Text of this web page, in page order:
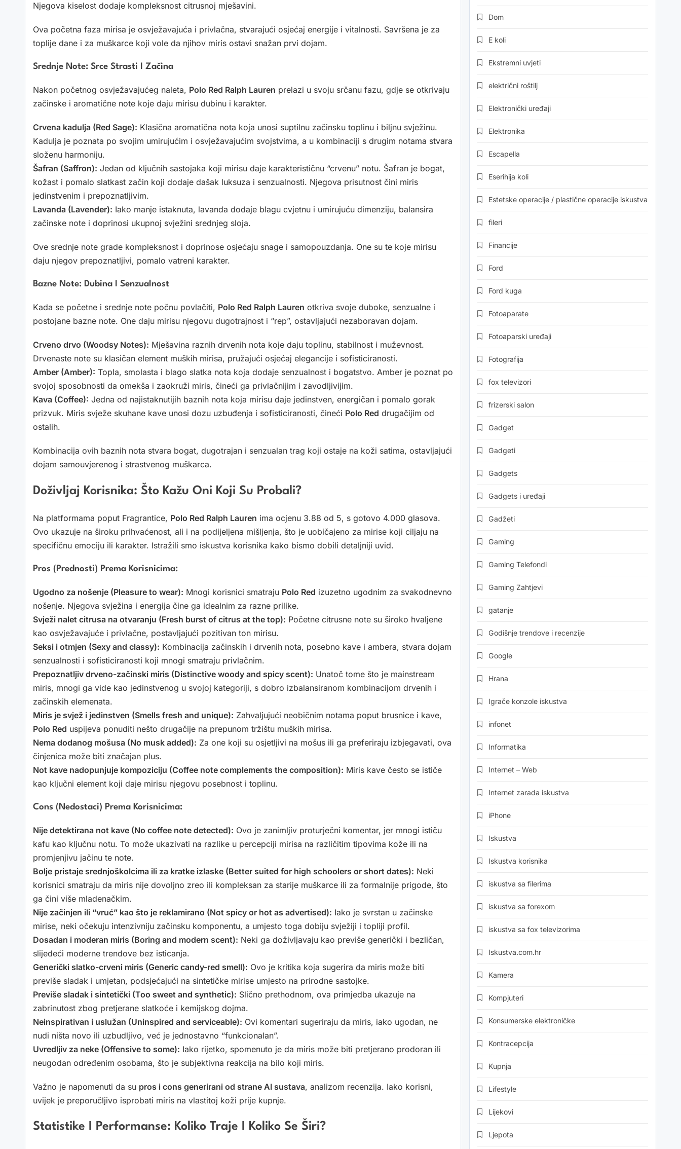
Njegova kiselost dodaje kompleksnost citrusnoj mješavini.
Ova početna faza mirisa je osvježavajuća i privlačna, stvarajući osjećaj energije i vitalnosti. Savršena je za
toplije dane i za muškarce koji vole da njihov miris ostavi snažan prvi dojam.
Srednje Note: Srce Strasti I Začina
Nakon početnog osvježavajućeg naleta, Polo Red Ralph Lauren prelazi u svoju srčanu fazu, gdje se otkrivaju
začinske i aromatične note koje daju mirisu dubinu i karakter.
Crvena kadulja (Red Sage): Klasična aromatična nota koja unosi suptilnu začinsku toplinu i biljnu svježinu.
Kadulja je poznata po svojim umirujućim i osvježavajućim svojstvima, a u kombinaciji s drugim notama stvara
složenu harmoniju.
Šafran (Saffron): Jedan od ključnih sastojaka koji mirisu daje karakterističnu “crvenu” notu. Šafran je bogat,
kožast i pomalo slatkast začin koji dodaje dašak luksuza i senzualnosti. Njegova prisutnost čini miris
jedinstvenim i prepoznatljivim.
Lavanda (Lavender): Iako manje istaknuta, lavanda dodaje blagu cvjetnu i umirujuću dimenziju, balansira
začinske note i doprinosi ukupnoj svježini srednjeg sloja.
Ove srednje note grade kompleksnost i doprinose osjećaju snage i samopouzdanja. One su te koje mirisu
daju njegov prepoznatljivi, pomalo vatreni karakter.
Bazne Note: Dubina I Senzualnost
Kada se početne i srednje note počnu povlačiti, Polo Red Ralph Lauren otkriva svoje duboke, senzualne i
postojane bazne note. One daju mirisu njegovu dugotrajnost i “rep”, ostavljajući nezaboravan dojam.
Crveno drvo (Woodsy Notes): Mješavina raznih drvenih nota koje daju toplinu, stabilnost i muževnost.
Drvenaste note su klasičan element muških mirisa, pružajući osjećaj elegancije i sofisticiranosti.
Amber (Amber): Topla, smolasta i blago slatka nota koja dodaje senzualnost i bogatstvo. Amber je poznat po
svojoj sposobnosti da omekša i zaokruži miris, čineći ga privlačnijim i zavodljivijim.
Kava (Coffee): Jedna od najistaknutijih baznih nota koja mirisu daje jedinstven, energičan i pomalo gorak
prizvuk. Miris svježe skuhane kave unosi dozu uzbuđenja i sofisticiranosti, čineći Polo Red drugačijim od
ostalih.
Kombinacija ovih baznih nota stvara bogat, dugotrajan i senzualan trag koji ostaje na koži satima, ostavljajući
dojam samouvjerenog i strastvenog muškarca.
Doživljaj Korisnika: Što Kažu Oni Koji Su Probali?
Na platformama poput Fragrantice, Polo Red Ralph Lauren ima ocjenu 3.88 od 5, s gotovo 4.000 glasova.
Ovo ukazuje na široku prihvaćenost, ali i na podijeljena mišljenja, što je uobičajeno za mirise koji ciljaju na
specifičnu emociju ili karakter. Istražili smo iskustva korisnika kako bismo dobili detaljniji uvid.
Pros (Prednosti) Prema Korisnicima:
Ugodno za nošenje (Pleasure to wear): Mnogi korisnici smatraju Polo Red izuzetno ugodnim za svakodnevno
nošenje. Njegova svježina i energija čine ga idealnim za razne prilike.
Svježi nalet citrusa na otvaranju (Fresh burst of citrus at the top): Početne citrusne note su široko hvaljene
kao osvježavajuće i privlačne, postavljajući pozitivan ton mirisu.
Seksi i otmjen (Sexy and classy): Kombinacija začinskih i drvenih nota, posebno kave i ambera, stvara dojam
senzualnosti i sofisticiranosti koji mnogi smatraju privlačnim.
Prepoznatljiv drveno-začinski miris (Distinctive woody and spicy scent): Unatoč tome što je mainstream
miris, mnogi ga vide kao jedinstvenog u svojoj kategoriji, s dobro izbalansiranom kombinacijom drvenih i
začinskih elemenata.
Miris je svjež i jedinstven (Smells fresh and unique): Zahvaljujući neobičnim notama poput brusnice i kave,
Polo Red uspijeva ponuditi nešto drugačije na prepunom tržištu muških mirisa.
Nema dodanog mošusa (No musk added): Za one koji su osjetljivi na mošus ili ga preferiraju izbjegavati, ova
činjenica može biti značajan plus.
Not kave nadopunjuje kompoziciju (Coffee note complements the composition): Miris kave često se ističe
kao ključni element koji daje mirisu njegovu posebnost i toplinu.
Cons (Nedostaci) Prema Korisnicima:
Nije detektirana not kave (No coffee note detected): Ovo je zanimljiv proturječni komentar, jer mnogi ističu
kafu kao ključnu notu. To može ukazivati na razlike u percepciji mirisa na različitim tipovima kože ili na
promjenjivu jačinu te note.
Bolje pristaje srednjoškolcima ili za kratke izlaske (Better suited for high schoolers or short dates): Neki
korisnici smatraju da miris nije dovoljno zreo ili kompleksan za starije muškarce ili za formalnije prigode, što
ga čini više mladenačkim.
Nije začinjen ili “vruć” kao što je reklamirano (Not spicy or hot as advertised): Iako je svrstan u začinske
mirise, neki očekuju intenzivniju začinsku komponentu, a umjesto toga dobiju svježiji i topliji profil.
Dosadan i moderan miris (Boring and modern scent): Neki ga doživljavaju kao previše generički i bezličan,
slijedeći moderne trendove bez isticanja.
Generički slatko-crveni miris (Generic candy-red smell): Ovo je kritika koja sugerira da miris može biti
previše sladak i umjetan, podsjećajući na sintetičke mirise umjesto na prirodne sastojke.
Previše sladak i sintetički (Too sweet and synthetic): Slično prethodnom, ova primjedba ukazuje na
zabrinutost zbog pretjerane slatkoće i kemijskog dojma.
Neinspirativan i uslužan (Uninspired and serviceable): Ovi komentari sugeriraju da miris, iako ugodan, ne
nudi ništa novo ili uzbudljivo, već je jednostavno “funkcionalan”.
Uvredljiv za neke (Offensive to some): Iako rijetko, spomenuto je da miris može biti pretjerano prodoran ili
neugodan određenim osobama, što je subjektivna reakcija na bilo koji miris.
Važno je napomenuti da su pros i cons generirani od strane AI sustava, analizom recenzija. Iako korisni,
uvijek je preporučljivo isprobati miris na vlastitoj koži prije kupnje.
Statistike I Performanse: Koliko Traje I Koliko Se Širi?
Dom
E koli
Ekstremni uvjeti
električni roštilj
Elektronički uređaji
Elektronika
Escapella
Eserihija koli
Estetske operacije / plastične operacije iskustva
fileri
Financije
Ford
Ford kuga
Fotoaparate
Fotoaparski uređaji
Fotografija
fox televizori
frizerski salon
Gadget
Gadgeti
Gadgets
Gadgets i uređaji
Gadžeti
Gaming
Gaming Telefondi
Gaming Zahtjevi
gatanje
Godišnje trendove i recenzije
Google
Hrana
Igrače konzole iskustva
infonet
Informatika
Internet – Web
Internet zarada iskustva
iPhone
Iskustva
Iskustva korisnika
iskustva sa filerima
iskustva sa forexom
iskustva sa fox televizorima
Iskustva.com.hr
Kamera
Kompjuteri
Konsumerske elektroničke
Kontracepcija
Kupnja
Lifestyle
Lijekovi
Ljepota